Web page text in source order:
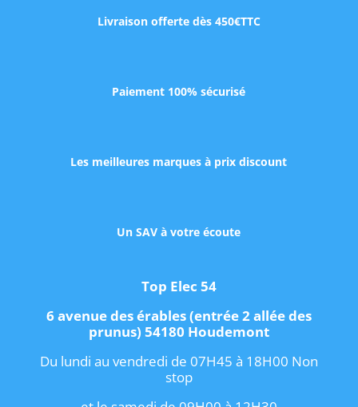
Livraison offerte dès 450€TTC
Paiement 100% sécurisé
Les meilleures marques à prix discount
Un SAV à votre écoute
Top Elec 54
6 avenue des érables (entrée 2 allée des
prunus) 54180 Houdemont
Du lundi au vendredi de 07H45 à 18H00 Non
stop